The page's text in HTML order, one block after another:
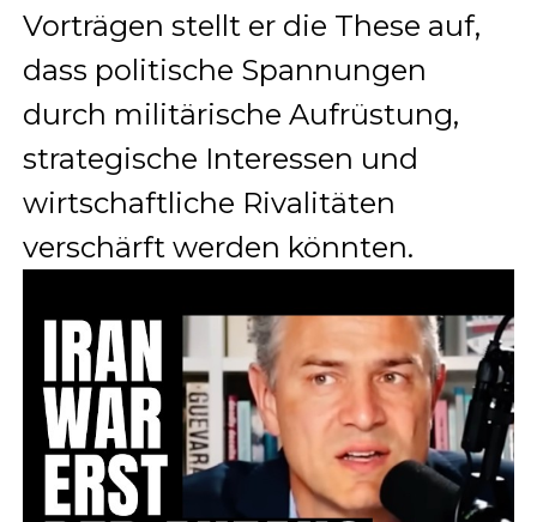
Vorträgen stellt er die These auf,
dass politische Spannungen
durch militärische Aufrüstung,
strategische Interessen und
wirtschaftliche Rivalitäten
verschärft werden könnten.